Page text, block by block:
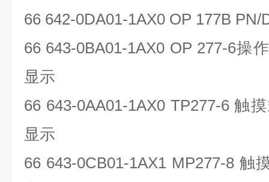
66 642-0DA01-1AX0 OP 177B PN/
66 643-0BA01-1AX0 OP 277-6操
显示
66 643-0AA01-1AX0 TP277-6触
显示
66 643-0CB01-1AX1 MP277-8 触